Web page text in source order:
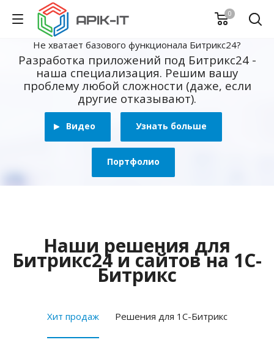
0
Не хватает базового функционала Битрикс24?
Разработка приложений под Битрикс24 -
наша специализация. Решим вашу
проблему любой сложности (даже, если
другие отказывают).
Видео Узнать больше
Портфолио
Наши решения для
Битрикс24 и сайтов на 1С-
Битрикс
Хит продаж Решения для 1С-Битрикс